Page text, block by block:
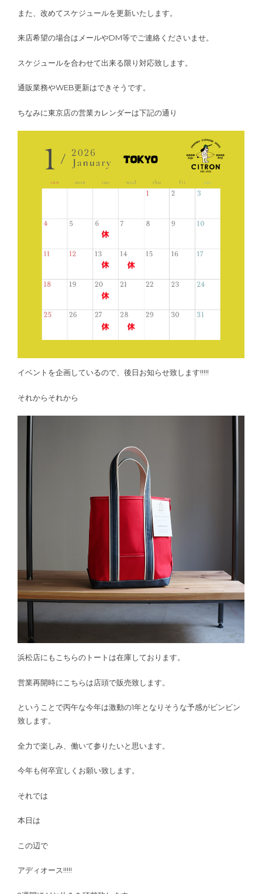
また、改めてスケジュールを更新いたします。
来店希望の場合はメールやDM等でご連絡くださいませ。
スケジュールを合わせて出来る限り対応致します。
通販業務やWEB更新はできそうです。
ちなみに東京店の営業カレンダーは下記の通り
イベントを企画しているので、後日お知らせ致します!!!!!
それからそれから
浜松店にもこちらのトートは在庫しております。
営業再開時にこちらは店頭で販売致します。
ということで丙午な今年は激動の1年となりそうな予感がビンビン
致します。
全力で楽しみ、働いて参りたいと思います。
今年も何卒宜しくお願い致します。
それでは
本日は
この辺で
アディオース!!!!!